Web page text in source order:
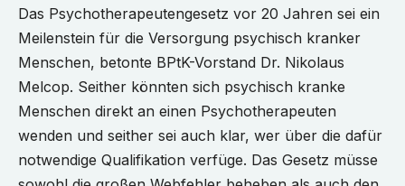
Das Psychotherapeutengesetz vor 20 Jahren sei ein
Meilenstein für die Versorgung psychisch kranker
Menschen, betonte BPtK-Vorstand Dr. Nikolaus
Melcop. Seither könnten sich psychisch kranke
Menschen direkt an einen Psychotherapeuten
wenden und seither sei auch klar, wer über die dafür
notwendige Qualifikation verfüge. Das Gesetz müsse